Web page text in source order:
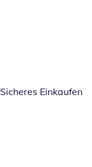
Sicheres Einkaufen